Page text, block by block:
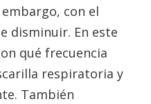
con el
disminuir. En este
qué frecuencia
respiratoria y
También